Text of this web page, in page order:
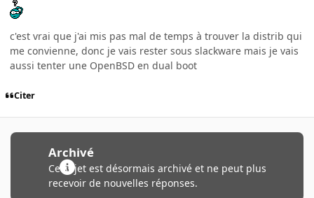
c'est vrai que j'ai mis pas mal de temps à trouver la distrib qui
me convienne, donc je vais rester sous slackware mais je vais
aussi tenter une OpenBSD en dual boot
Citer
Archivé
Ce sujet est désormais archivé et ne peut plus
recevoir de nouvelles réponses.